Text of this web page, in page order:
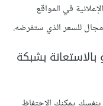
في المواقع
للسعر الذي ستفرضه.
بالاستعانة بشبكة